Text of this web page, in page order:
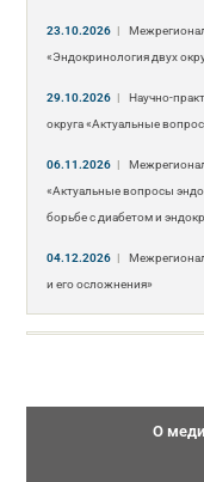
23.10.2026 |
«Эндокринология двух
29.10.2026 |
Научно-
округа «Актуальные
06.11.2026 |
«Актуальные вопросы
борьбе с диабетом и
04.12.2026 |
и его осложнения»
О